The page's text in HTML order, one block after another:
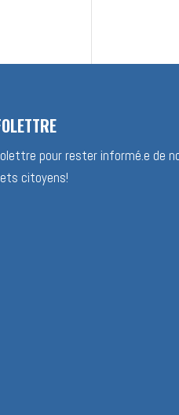
pour rester informé.e de
citoyens!